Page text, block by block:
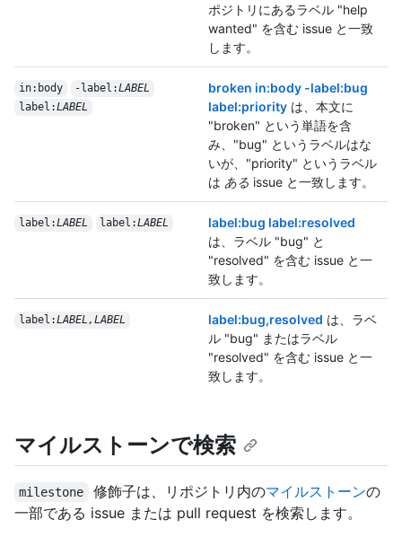
ポジトリにあるラベル "help
wanted" を含む issue と一致
します。
in:body -label:LABEL
label:LABEL
broken in:body -label:bug
label:priority は、本文に
"broken" という単語を含
み、"bug" というラベルはな
いが、"priority" というラベル
は ある issue と一致します。
label:LABEL label:LABEL
label:bug label:resolved
は、ラベル "bug" と
"resolved" を含む issue と一
致します。
label:LABEL,LABEL label:bug,resolved は、ラベ
ル "bug" またはラベル
"resolved" を含む issue と一
致します。
マイルストーンで検索
milestone 修飾子は、リポジトリ内のマイルストーンの
一部である issue または pull request を検索します。